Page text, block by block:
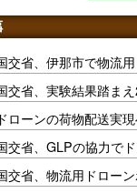
交省、伊那市で物流
交省、実験結果踏ま
ドローンの荷物配送実
交省、GLPの協力で
交省、物流用ドロー